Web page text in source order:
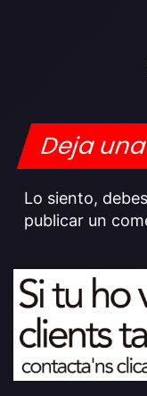
Deja
Lo siento,
publicar un